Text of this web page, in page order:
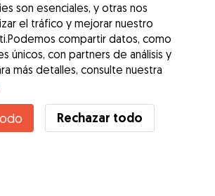
son esenciales, y otras nos
el tráfico y mejorar nuestro
compartir datos, como
únicos, con partners de análisis y
más detalles, consulte nuestra
Rechazar todo